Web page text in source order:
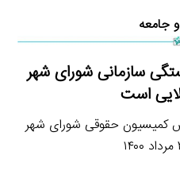
جامعه
سازمانی شورای شهر
است
حقوقی شورای شهر